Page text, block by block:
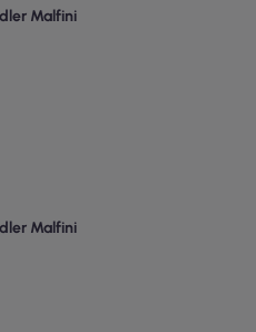
Malfini
Malfini